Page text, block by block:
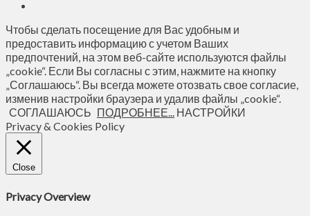
Чтобы сделать посещение для Вас удобным и
предоставить информацию с учетом Ваших
предпочтений, на этом веб-сайте используются файлы
„cookie“. Если Вы согласны с этим, нажмите на кнопку
„Соглашаюсь“. Вы всегда можете отозвать свое согласие,
изменив настройки браузера и удалив файлы „cookie“.
СОГЛАШАЮСЬ ПОДРОБНЕЕ... НАСТРОЙКИ
Privacy & Cookies Policy
Close
Privacy Overview